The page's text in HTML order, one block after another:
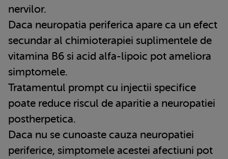
nervilor.
Daca neuropatia periferica apare ca un efect
secundar al chimioterapiei suplimentele de
vitamina B6 si acid alfa-lipoic pot ameliora
simptomele.
Tratamentul prompt cu injectii specifice
poate reduce riscul de aparitie a neuropatiei
postherpetica.
Daca nu se cunoaste cauza neuropatiei
periferice, simptomele acestei afectiuni pot